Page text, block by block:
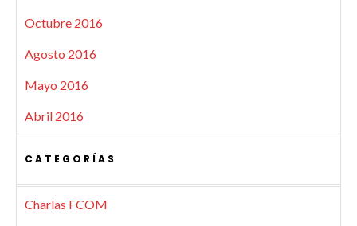
Octubre 2016
Agosto 2016
Mayo 2016
Abril 2016
CATEGORÍAS
Charlas FCOM